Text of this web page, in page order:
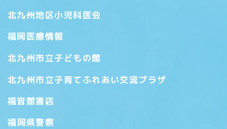
北九州地区小児科医会
福岡医療情報
北九州市立子どもの館
北九州市立子育てふれあい交流プラザ
福音館書店
福岡県警察